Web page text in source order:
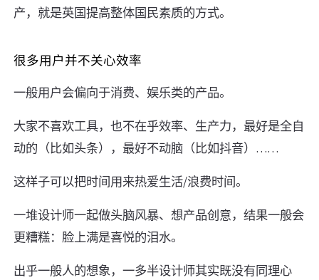
产，就是英国提高整体国民素质的方式。
很多用户并不关心效率
一般用户会偏向于消费、娱乐类的产品。
大家不喜欢工具，也不在乎效率、生产力，最好是全自
动的（比如头条），最好不动脑（比如抖音）……
这样子可以把时间用来热爱生活/浪费时间。
一堆设计师一起做头脑风暴、想产品创意，结果一般会
更糟糕：脸上满是喜悦的泪水。
出乎一般人的想象，一多半设计师其实既没有同理心